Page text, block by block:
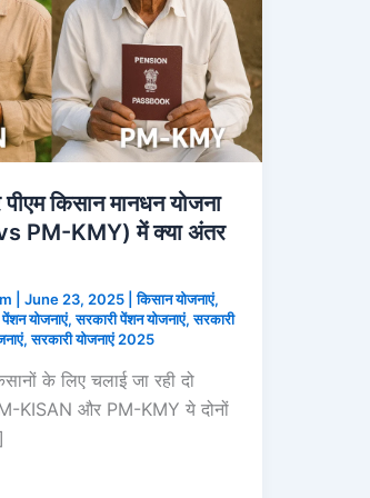
किसान मानधन योजना
PM-KMY) में क्या अंतर
June 23, 2025 |किसान योजनाएं,
पेंशन योजनाएं,सरकारी पेंशन योजनाएं,सरकारी
,सरकारी योजनाएं 2025
के लिए चलाई जा रही दो
KISAN और PM-KMY ये दोनों